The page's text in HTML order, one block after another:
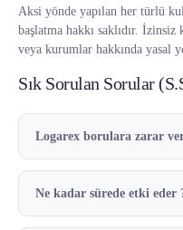
Aksi yönde yapılan her türlü
başlatma hakkı saklıdır.
veya kurumlar hakkında yasal
Sık Sorulan Sorular
Logarex borulara zarar
Ne kadar sürede etki eder